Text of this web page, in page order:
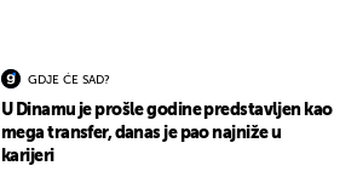
GDJE ĆE SAD?
U Dinamu je prošle godine predstavljen kao
mega transfer, danas je pao najniže u
karijeri